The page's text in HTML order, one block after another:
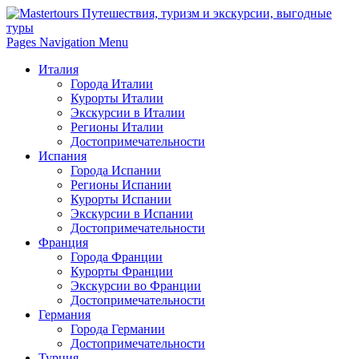
Pages Navigation Menu
Италия
Города Италии
Курорты Италии
Экскурсии в Италии
Регионы Италии
Достопримечательности
Испания
Города Испании
Регионы Испании
Курорты Испании
Экскурсии в Испании
Достопримечательности
Франция
Города Франции
Курорты Франции
Экскурсии во Франции
Достопримечательности
Германия
Города Германии
Достопримечательности